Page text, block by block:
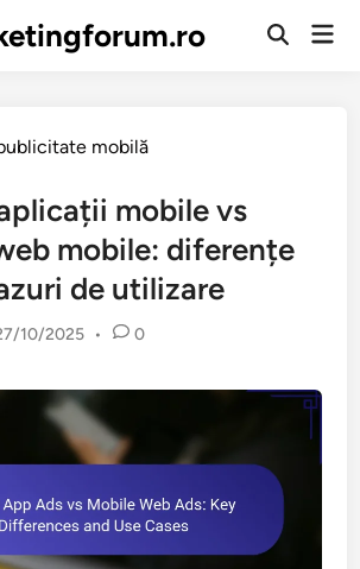
Open
mobilă
mobile vs
mobile: diferențe
de utilizare
10/2025 • 0